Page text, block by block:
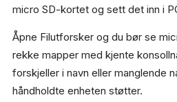
micro SD-kortet og sett det inn i
Åpne Filutforsker og du bør se
rekke mapper med kjente
forskjeller i navn eller manglende
håndholdte enheten støtter.